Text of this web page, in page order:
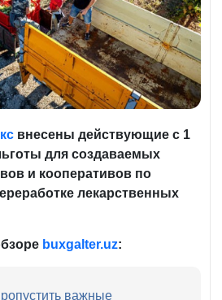
внесены действующие с 1
для создаваемых
и кооперативов по
лекарственных
buxgalter.uz:
важные